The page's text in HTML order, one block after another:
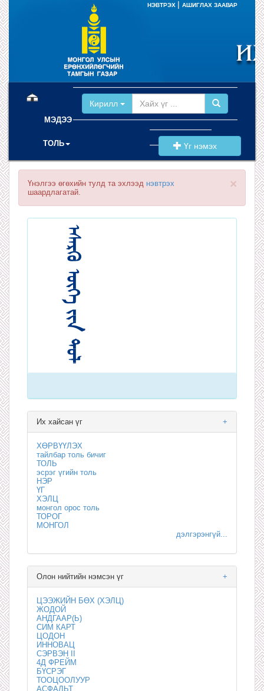
НЭВТРЭХ АШИГЛАХ ЗААВАР
МЭДЭЭ
ТОЛЬ
Кирилл
Үг нэмэх
×
Үнэлгээ өгөхийн тулд та эхлээд нэвтрэх
шаардлагатай.
+
Их хайсан үг
ХӨРВҮҮЛЭХ
тайлбар толь бичиг
ТОЛЬ
эсрэг үгийн толь
НЭР
ҮГ
ХЭЛЦ
монгол орос толь
ТОРОГ
МОНГОЛ
дэлгэрэнгүй...
+
Олон нийтийн нэмсэн үг
ЦЭЭЖИЙН БӨХ (ХЭЛЦ)
ЖОДОЙ
АНДГААР(Ь)
СИМ КАРТ
ЦОДОН
ИННОВАЦ
СЭРВЭН II
4Д ФРЕЙМ
БҮСРЭГ
ТООЦООЛУУР
АСФАЛЬТ